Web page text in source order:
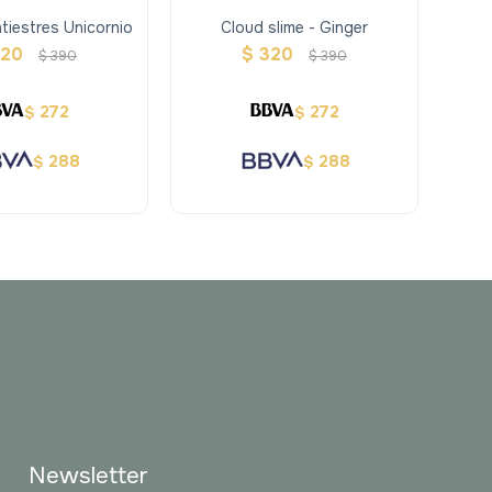
Unicornio
$390
$ 272
$ 288
Cloud slime - Ginger
$ 320 $390
$ 272
$ 288
Newsletter